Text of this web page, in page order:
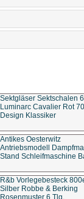
Sektgläser Sektschalen
Luminarc Cavalier Rot
Design Klassiker
Antikes Oesterwitz
Antriebsmodell
Stand Schleifmaschine
R&b Vorlegebesteck
Silber Robbe & Berking
Rosenmuster 6 Tlg.